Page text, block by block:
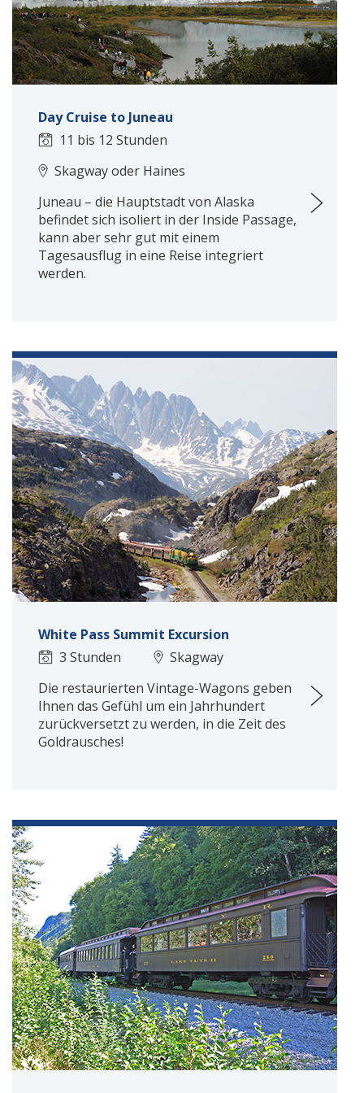
Day Cruise to Juneau
11 bis 12 Stunden
Skagway oder Haines
Juneau – die Hauptstadt von Alaska
befindet sich isoliert in der Inside Passage,
kann aber sehr gut mit einem
Tagesausflug in eine Reise integriert
werden.
White Pass Summit Excursion
3 Stunden
Skagway
Die restaurierten Vintage-Wagons geben
Ihnen das Gefühl um ein Jahrhundert
zurückversetzt zu werden, in die Zeit des
Goldrausches!